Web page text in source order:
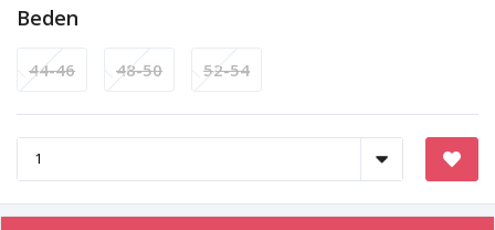
Beden
44-46 48-50 52-54